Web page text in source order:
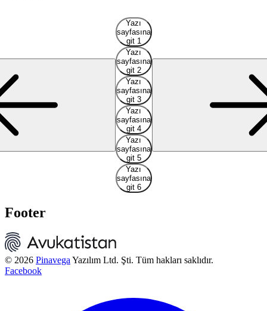
Yazı
sayfasına
git 1
Yazı
sayfasına
git 2
Yazı
sayfasına
git 3
Yazı
sayfasına
git 4
Yazı
sayfasına
git 5
Yazı
sayfasına
git 6
Footer
© 2026 PinavegaYazılım Ltd. Şti. Tüm hakları saklıdır.
Facebook